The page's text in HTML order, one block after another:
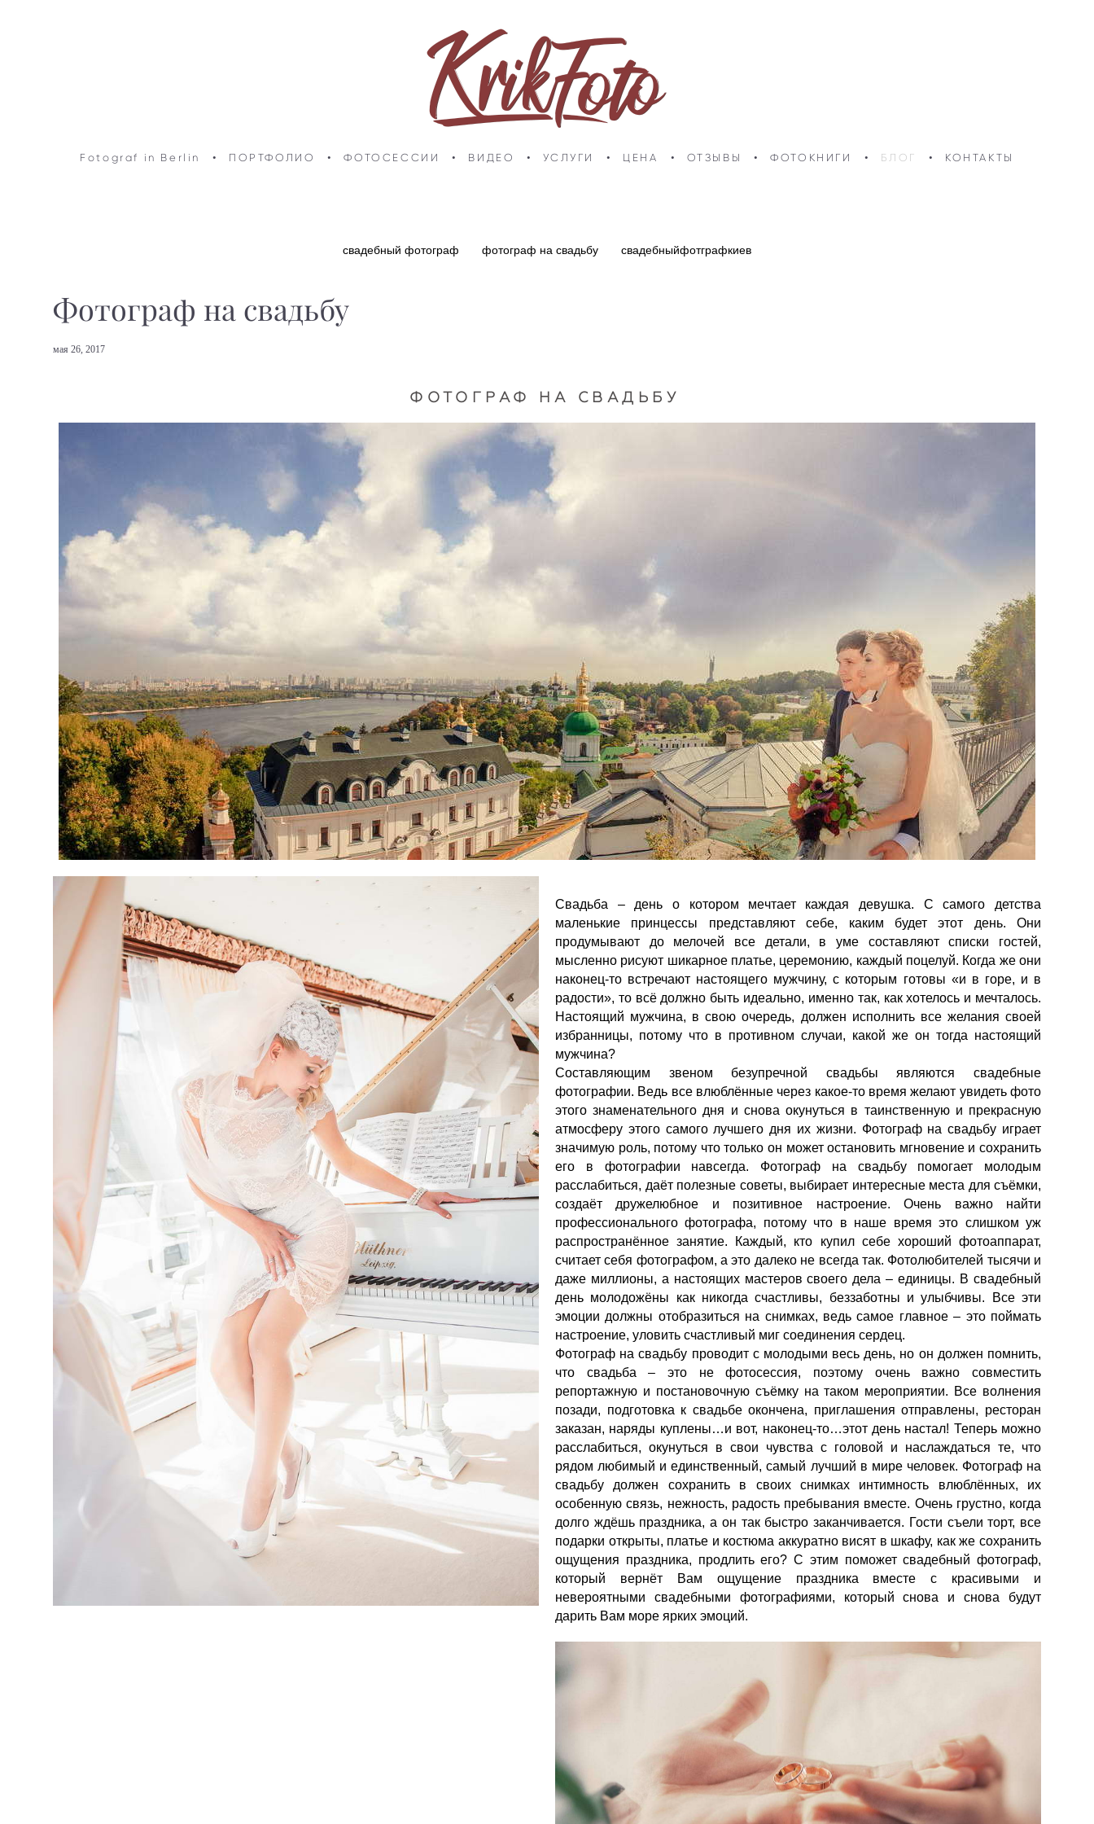
Fotograf in Berlin • ПОРТФОЛИО • ФОТОСЕССИИ • ВИДЕО • УСЛУГИ • ЦЕНА • ОТЗЫВЫ • ФОТОКНИГИ • БЛОГ • КОНТАКТЫ
свадебный фотограф фотограф на свадьбу свадебныйфотграфкиев
Фотограф на свадьбу
мая 26, 2017
ФОТОГРАФ НА СВАДЬБУ
Свадьба – день о котором мечтает каждая девушка. С самого детства
маленькие принцессы представляют себе, каким будет этот день. Они
продумывают до мелочей все детали, в уме составляют списки гостей,
мысленно рисуют шикарное платье, церемонию, каждый поцелуй. Когда же они
наконец-то встречают настоящего мужчину, с которым готовы «и в горе, и в
радости», то всё должно быть идеально, именно так, как хотелось и мечталось.
Настоящий мужчина, в свою очередь, должен исполнить все желания своей
избранницы, потому что в противном случаи, какой же он тогда настоящий
мужчина?
Составляющим звеном безупречной свадьбы являются свадебные
фотографии. Ведь все влюблённые через какое-то время желают увидеть фото
этого знаменательного дня и снова окунуться в таинственную и прекрасную
атмосферу этого самого лучшего дня их жизни. Фотограф на свадьбу играет
значимую роль, потому что только он может остановить мгновение и сохранить
его в фотографии навсегда. Фотограф на свадьбу помогает молодым
расслабиться, даёт полезные советы, выбирает интересные места для съёмки,
создаёт дружелюбное и позитивное настроение. Очень важно найти
профессионального фотографа, потому что в наше время это слишком уж
распространённое занятие. Каждый, кто купил себе хороший фотоаппарат,
считает себя фотографом, а это далеко не всегда так. Фотолюбителей тысячи и
даже миллионы, а настоящих мастеров своего дела – единицы. В свадебный
день молодожёны как никогда счастливы, беззаботны и улыбчивы. Все эти
эмоции должны отобразиться на снимках, ведь самое главное – это поймать
настроение, уловить счастливый миг соединения сердец.
Фотограф на свадьбу проводит с молодыми весь день, но он должен помнить,
что свадьба – это не фотосессия, поэтому очень важно совместить
репортажную и постановочную съёмку на таком мероприятии. Все волнения
позади, подготовка к свадьбе окончена, приглашения отправлены, ресторан
заказан, наряды куплены…и вот, наконец-то…этот день настал! Теперь можно
расслабиться, окунуться в свои чувства с головой и наслаждаться те, что
рядом любимый и единственный, самый лучший в мире человек. Фотограф на
свадьбу должен сохранить в своих снимках интимность влюблённых, их
особенную связь, нежность, радость пребывания вместе. Очень грустно, когда
долго ждёшь праздника, а он так быстро заканчивается. Гости съели торт, все
подарки открыты, платье и костюма аккуратно висят в шкафу, как же сохранить
ощущения праздника, продлить его? С этим поможет свадебный фотограф,
который вернёт Вам ощущение праздника вместе с красивыми и
невероятными свадебными фотографиями, который снова и снова будут
дарить Вам море ярких эмоций.